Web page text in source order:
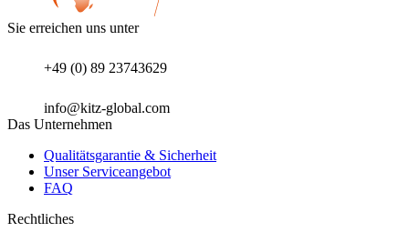
Sie erreichen uns unter
+49 (0) 89 23743629
info@kitz-global.com
Das Unternehmen
Qualitätsgarantie & Sicherheit
Unser Serviceangebot
FAQ
Rechtliches